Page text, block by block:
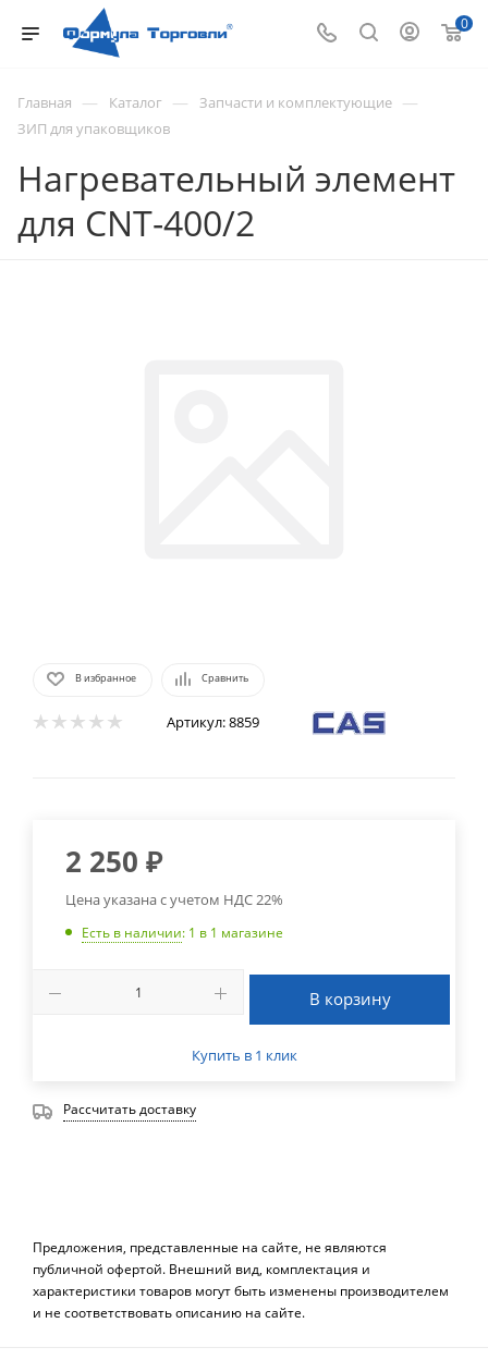
0
Главная — Каталог — Запчасти и комплектующие —
ЗИП для упаковщиков
Нагревательный элемент
для CNT-400/2
В избранное Сравнить
Артикул:8859
2 250 ₽
Цена указана с учетом НДС 22%
Есть в наличии: 1 в 1 магазине
В корзину
Купить в 1 клик
Рассчитать доставку
Предложения, представленные на сайте, не являются
публичной офертой. Внешний вид, комплектация и
характеристики товаров могут быть изменены производителем
и не соответствовать описанию на сайте.